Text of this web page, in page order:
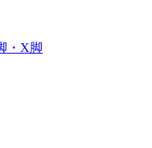
・X脚